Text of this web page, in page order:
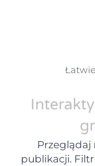
Przeglądaj
publikacji.